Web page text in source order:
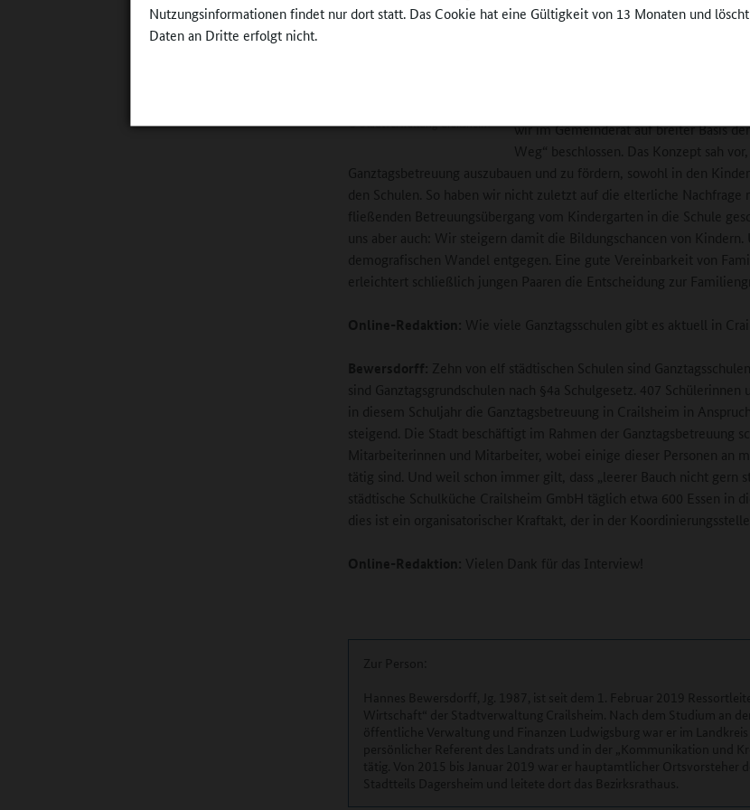
Nutzungsinformationen findet nur dort statt. Das Cookie hat eine Gültigkeit von 13 Monaten und
Daten an Dritte erfolgt nicht.
©Stadtverwaltung Crailsheim
war für uns, wie gesagt, schon früh
Zielsetzung, sowohl im Gemeinderat
wir im Gemeinderat auf breiter Basis
Weg“ beschlossen. Das Konzept sah
Ganztagsbetreuung auszubauen und zu fördern, sowohl in den
den Schulen. So haben wir nicht zuletzt auf die elterliche Nachfrage
fließenden Betreuungsübergang vom Kindergarten in die Schule
uns aber auch: Wir steigern damit die Bildungschancen von Kindern.
demografischen Wandel entgegen. Eine gute Vereinbarkeit von
erleichtert schließlich jungen Paaren die Entscheidung zur
Online-Redaktion: Wie viele Ganztagsschulen gibt es aktuell in
Bewersdorff: Zehn von elf städtischen Schulen sind
sind Ganztagsgrundschulen nach §4a Schulgesetz. 407
in diesem Schuljahr die Ganztagsbetreuung in Crailsheim in
steigend. Die Stadt beschäftigt im Rahmen der Ganztagsbetreuung
Mitarbeiterinnen und Mitarbeiter, wobei einige dieser Personen an
tätig sind. Und weil schon immer gilt, dass „leerer Bauch nicht gern
städtische Schulküche Crailsheim GmbH täglich etwa 600 Essen in
dies ist ein organisatorischer Kraftakt, der in der
Online-Redaktion: Vielen Dank für das Interview!